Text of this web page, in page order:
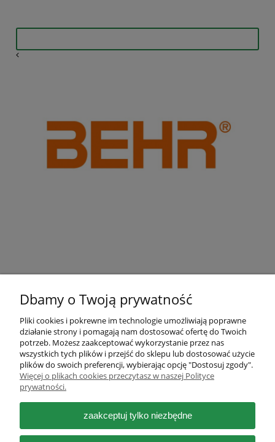
Pomoc
Moje konto
Płatności i dostawa
Informacje
Dbamy o Twoją prywatność
Pliki cookies i pokrewne im technologie umożliwiają poprawne
działanie strony i pomagają nam dostosować ofertę do Twoich
potrzeb. Możesz zaakceptować wykorzystanie przez nas
wszystkich tych plików i przejść do sklepu lub dostosować użycie
plików do swoich preferencji, wybierając opcję "Dostosuj zgody".
Więcej o plikach cookies przeczytasz w naszej Polityce
prywatności.
zaakceptuj tylko niezbędne